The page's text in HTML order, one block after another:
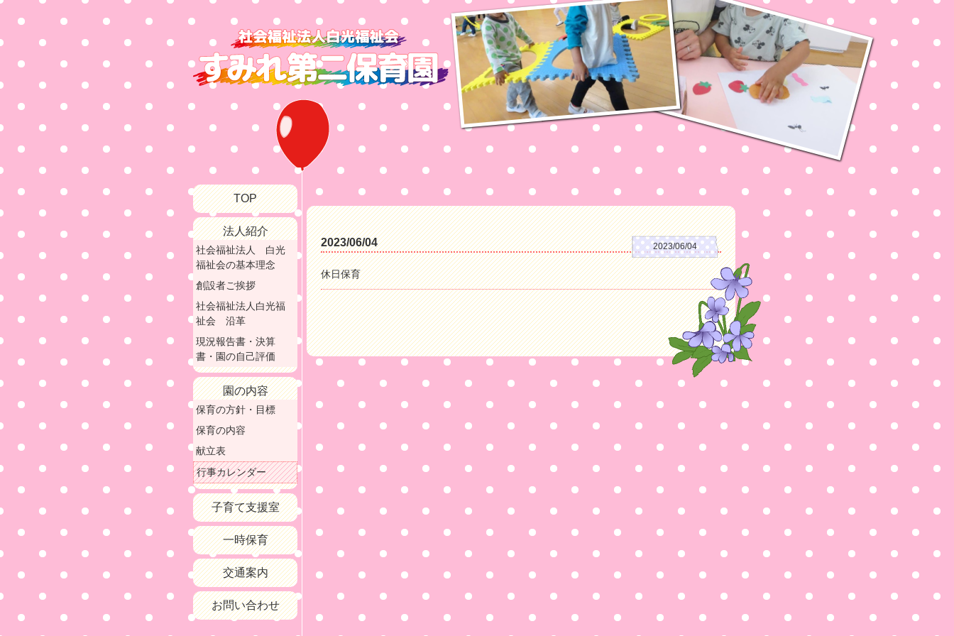
2023/06/04
2023/06/04
休日保育
TOP
法人紹介
社会福祉法人 白光
福祉会の基本理念
創設者ご挨拶
社会福祉法人白光福
祉会 沿革
現況報告書・決算
書・園の自己評価
園の内容
保育の方針・目標
保育の内容
献立表
行事カレンダー
子育て支援室
一時保育
交通案内
お問い合わせ